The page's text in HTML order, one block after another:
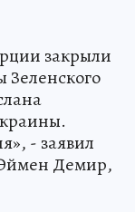
закрыли
Зеленского
- заявил
Демир,